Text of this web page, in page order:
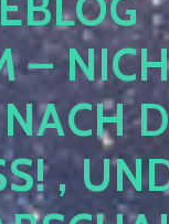
UND